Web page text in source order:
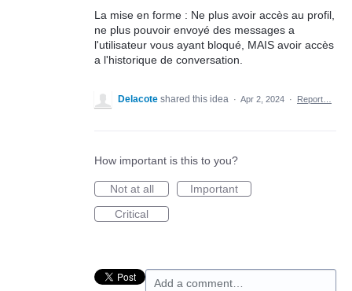
La mise en forme : Ne plus avoir accès au profil,
ne plus pouvoir envoyé des messages a
l'utilisateur vous ayant bloqué, MAIS avoir accès
a l'historique de conversation.
Delacote shared this idea · Apr 2, 2024 · Report…
How important is this to you?
Not at all
Important
Critical
Add a comment…